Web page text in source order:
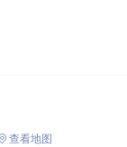
查看地图